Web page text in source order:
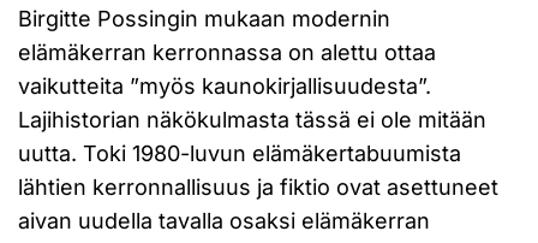
Birgitte Possingin mukaan modernin
elämäkerran kerronnassa on alettu ottaa
vaikutteita ”myös kaunokirjallisuudesta”.
Lajihistorian näkökulmasta tässä ei ole mitään
uutta. Toki 1980-luvun elämäkertabuumista
lähtien kerronnallisuus ja fiktio ovat asettuneet
aivan uudella tavalla osaksi elämäkerran